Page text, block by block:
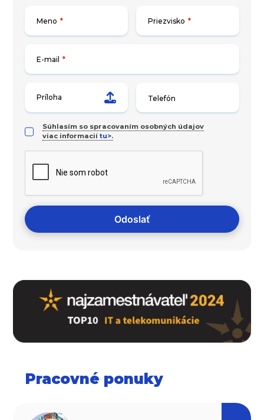
Meno * Priezvisko *
E-mail *
Príloha
Súhlasím so spracovaním osobných údajov
viac informaciítu>.
Pracovné ponuky